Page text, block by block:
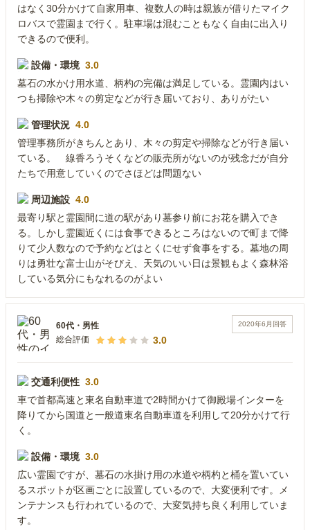
はなく30分かけて自家用車、複数人の時は親族が借りたマイク
ロバスで霊園まで行く。駐車場は混むこともなく自由に出入り
できるので便利。
設備・環境 3.0
墓石の水かけ用水道、柄杓の完備は満足している。霊園内はい
つも掃除や木々の剪定などが行き届いており、ありがたい
管理状況 4.0
管理事務所がきちんとあり、木々の剪定や掃除などが行き届い
ている。 線香ろうそくなどの販売所がないのが残念だが自分
たちで用意していくのでさほどは問題ない
周辺施設 4.0
最寄り駅と霊園間に道の駅があり墓参り前にお花を購入でき
る。しかし霊園近くには食事できるところはないので町まで降
りて少人数なので予約などはとくにせず食事をする。墓地の周
りは勇壮な富士山がそびえ、天気のいい日は景観もよく森林浴
している気分にもなれるのがよい
2020年6月 回答
60代 ・ 男性
総合評価
3.0
交通利便性 3.0
車で首都高速と東名自動車道で2時間かけて御殿場インターを
降りてから国道と一般道東名自動車道を利用して20分かけて行
く。
設備・環境 3.0
広い霊園ですが、墓石の水掛け用の水道や柄杓と桶を置いてい
るスポットが区画ごとに設置しているので、大変便利です。メ
ンテナンスも行われているので、大変気持ち良く利用していま
す。